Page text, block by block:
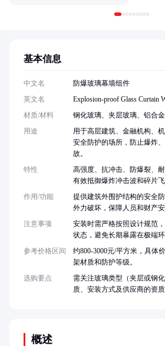
概述
基本信息
中文名
防爆玻璃幕墙组件
英文名
Explosion-proof Glass Curtain
材质/材料
钢化玻璃、夹层玻璃、铝合
用途
用于高层建筑、金融机构、
安全防护的场所，防止爆炸
故。
特性
高强度、抗冲击、防爆裂、
有效抵御爆炸冲击波和碎片飞
作用/功能
提供建筑外围护结构的安全
外力破坏，保障人员和财产安
注意事项
安装时需严格按照设计规范
状态，避免长期暴露在极端环
参考价格区间
约800-3000元/平方米，具体
架材质和防护等级。
选购要点
需关注玻璃类型（夹层或钢
质、安装方式及供应商的资质